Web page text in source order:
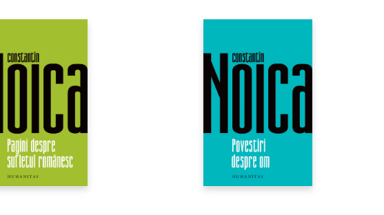
lui Sacks... înlesnește această
curiozitatea plină de dragoste față
de remarcabila capacitate de compensare a